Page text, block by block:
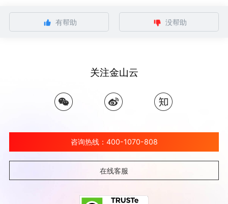
有帮助 没帮助
关注金山云
咨询热线：400-1070-808
在线客服